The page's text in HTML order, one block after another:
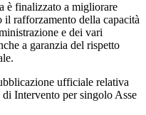
è finalizzato a migliorare
il rafforzamento della capacità
e dei vari
a garanzia del rispetto
ufficiale relativa
Intervento per singolo Asse